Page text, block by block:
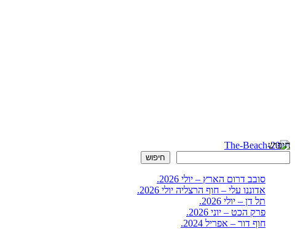
חיפוש
חיפוש
סובב דרום הארץ – יולי 2026.
אדוננו עלי – חוף הרצליה יולי 2026.
תל דן – יולי 2026.
פרק הכט – יוני 2026.
חוף דור – אפריל 2024.